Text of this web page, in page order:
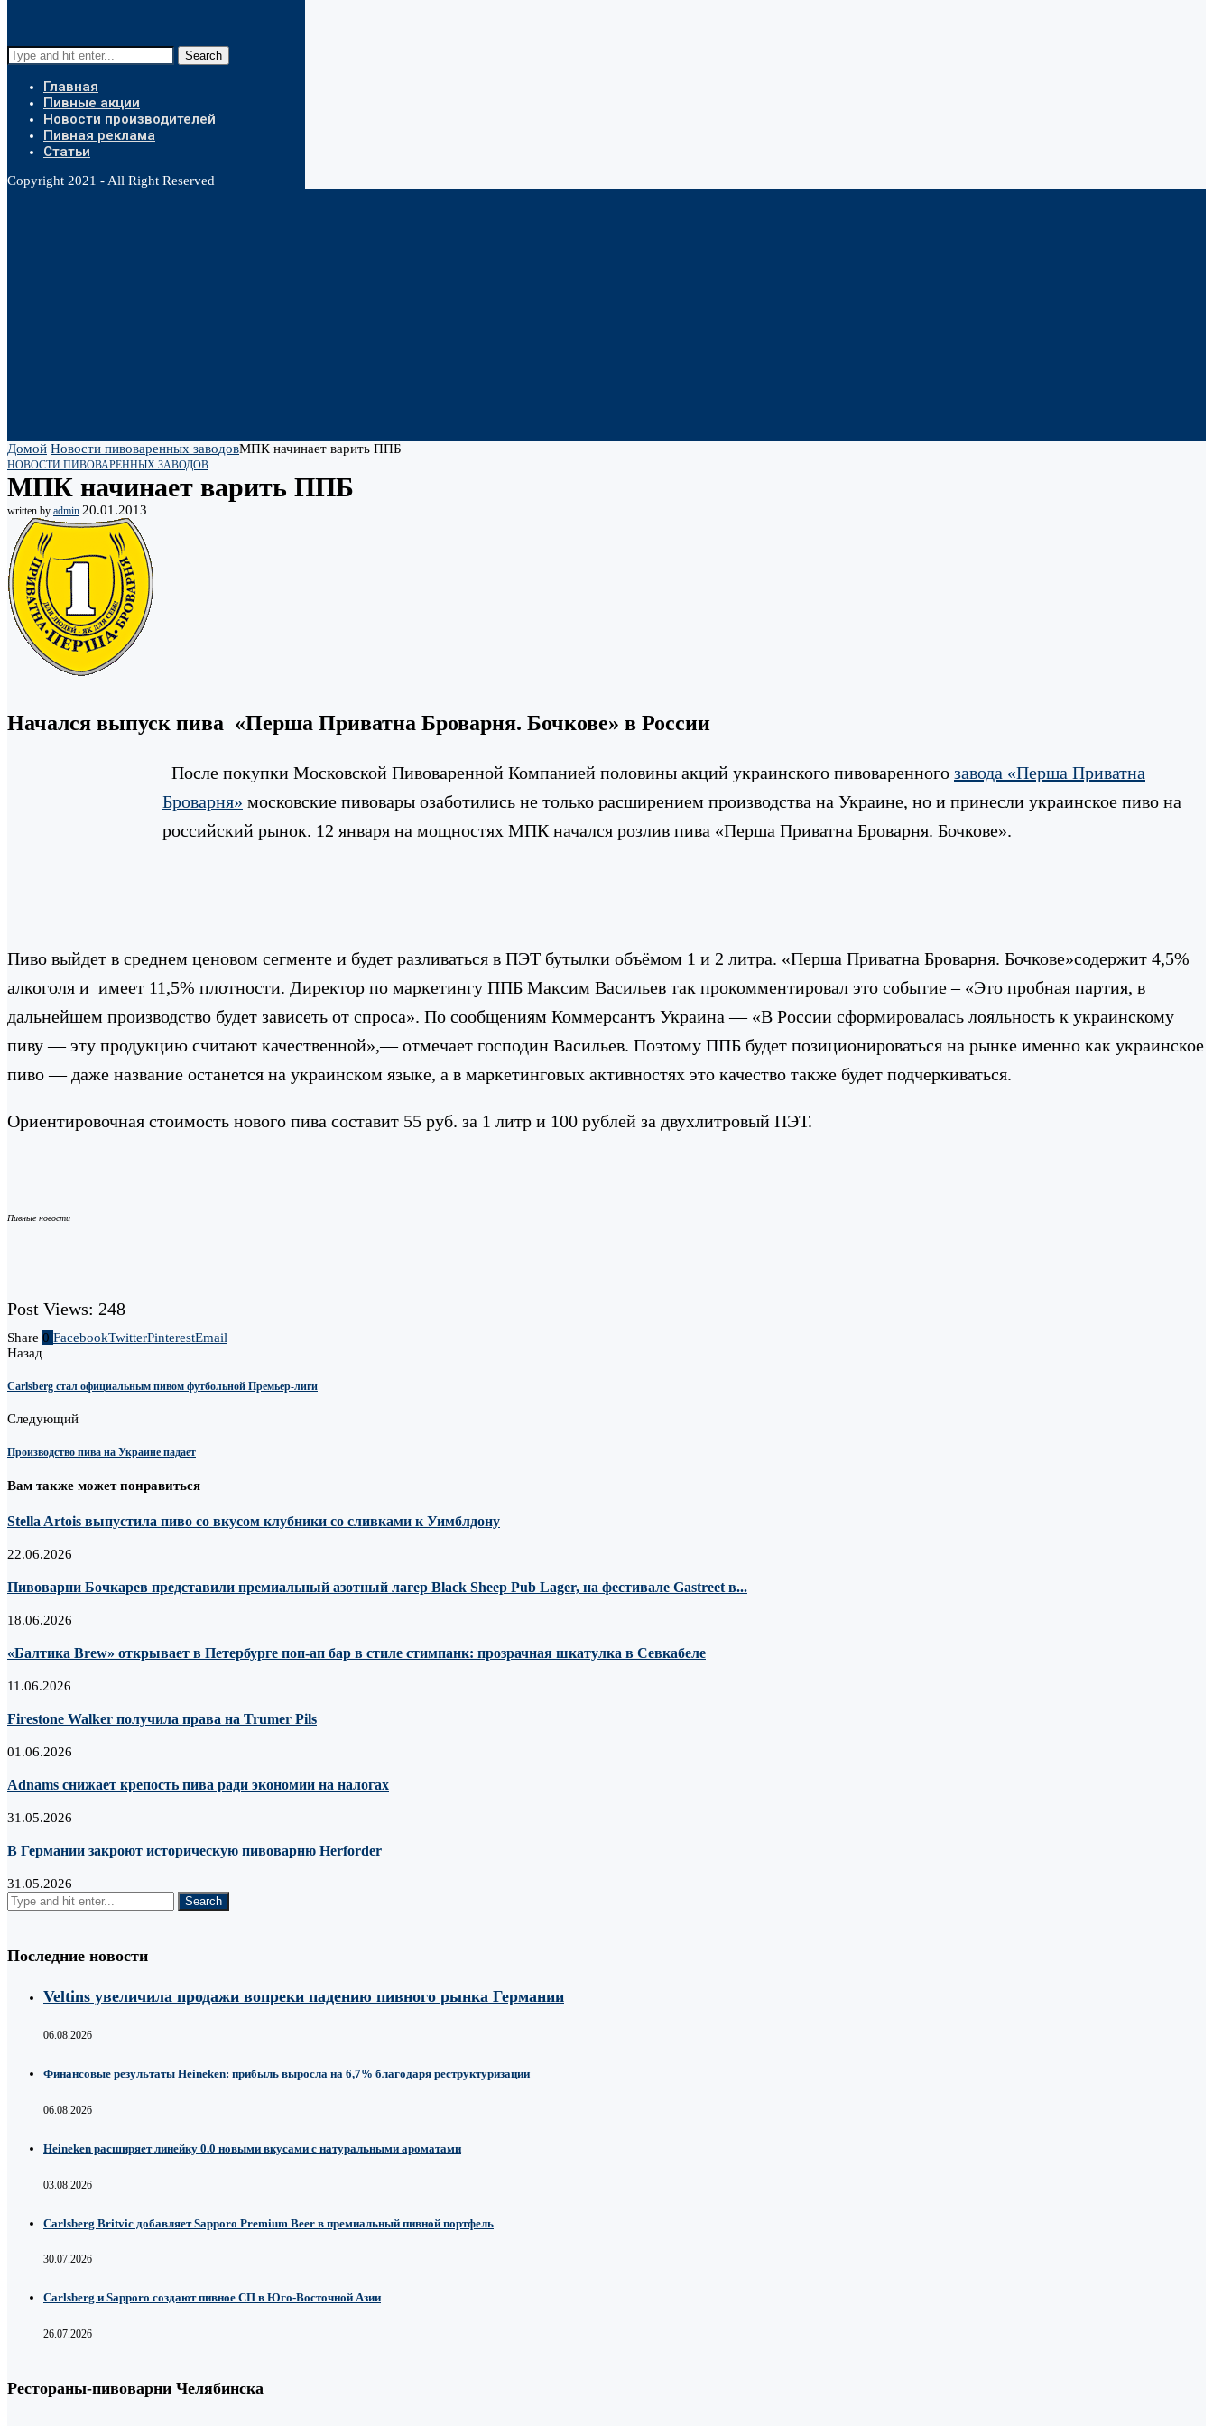
Search
Главная
Пивные акции
Новости производителей
Пивная реклама
Статьи
Copyright 2021 - All Right Reserved
Домой Новости пивоваренных заводовМПК начинает варить ППБ
НОВОСТИ ПИВОВАРЕННЫХ ЗАВОДОВ
МПК начинает варить ППБ
written by admin 20.01.2013
Начался выпуск пива «Перша Приватна Броварня. Бочкове» в России
После покупки Московской Пивоваренной Компанией половины акций украинского пивоваренного завода «Перша Приватна
Броварня» московские пивовары озаботились не только расширением производства на Украине, но и принесли украинское пиво на
российский рынок. 12 января на мощностях МПК начался розлив пива «Перша Приватна Броварня. Бочкове».
Пиво выйдет в среднем ценовом сегменте и будет разливаться в ПЭТ бутылки объёмом 1 и 2 литра. «Перша Приватна Броварня. Бочкове»содержит 4,5%
алкоголя и имеет 11,5% плотности. Директор по маркетингу ППБ Максим Васильев так прокомментировал это событие – «Это пробная партия, в
дальнейшем производство будет зависеть от спроса». По сообщениям Коммерсантъ Украина — «В России сформировалась лояльность к украинскому
пиву — эту продукцию считают качественной»,— отмечает господин Васильев. Поэтому ППБ будет позиционироваться на рынке именно как украинское
пиво — даже название останется на украинском языке, а в маркетинговых активностях это качество также будет подчеркиваться.
Ориентировочная стоимость нового пива составит 55 руб. за 1 литр и 100 рублей за двухлитровый ПЭТ.
Пивные новости
Post Views: 248
Share 0 FacebookTwitterPinterestEmail
Назад
Carlsberg стал официальным пивом футбольной Премьер-лиги
Следующий
Производство пива на Украине падает
Вам также может понравиться
Stella Artois выпустила пиво со вкусом клубники со сливками к Уимблдону
22.06.2026
Пивоварни Бочкарев представили премиальный азотный лагер Black Sheep Pub Lager, на фестивале Gastreet в...
18.06.2026
«Балтика Brew» открывает в Петербурге поп-ап бар в стиле стимпанк: прозрачная шкатулка в Севкабеле
11.06.2026
Firestone Walker получила права на Trumer Pils
01.06.2026
Adnams снижает крепость пива ради экономии на налогах
31.05.2026
В Германии закроют историческую пивоварню Herforder
31.05.2026
Последние новости
Veltins увеличила продажи вопреки падению пивного рынка Германии
06.08.2026
Финансовые результаты Heineken: прибыль выросла на 6,7% благодаря реструктуризации
06.08.2026
Heineken расширяет линейку 0.0 новыми вкусами с натуральными ароматами
03.08.2026
Carlsberg Britvic добавляет Sapporo Premium Beer в премиальный пивной портфель
30.07.2026
Carlsberg и Sapporo создают пивное СП в Юго-Восточной Азии
26.07.2026
Рестораны-пивоварни Челябинска